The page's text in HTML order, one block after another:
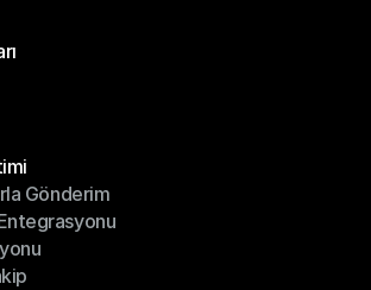
Gönderim
Gönderim